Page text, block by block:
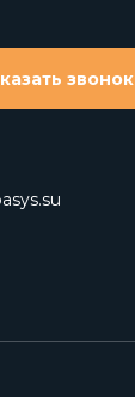
звонок